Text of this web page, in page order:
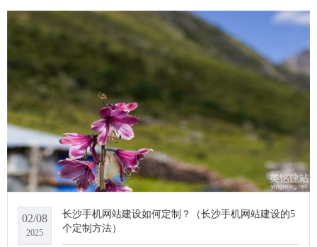
02/08
2025
长沙手机网站建设如何定制？（长沙手机网站建设的5
个定制方法）